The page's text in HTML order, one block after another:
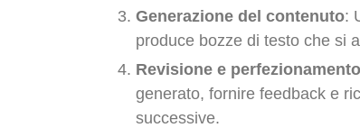
Generazione del contenuto:
produce bozze di testo che si
Revisione e perfezionamento
generato, fornire feedback e
successive.